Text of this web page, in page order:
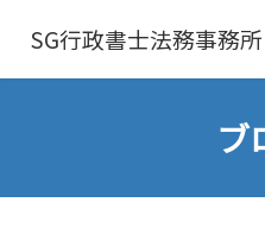
SG行政書士法務事務所
ブ